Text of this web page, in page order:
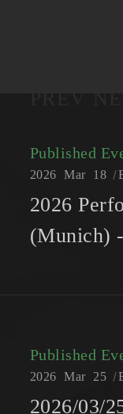
Published
2026 Mar 18
2026
(Munich)
Published
2026 Mar 25
2026/03/